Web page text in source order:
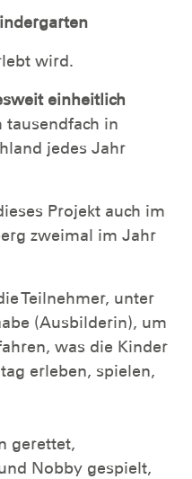
wird.
einheitlich
in
jedes Jahr
Projekt auch im
zweimal im Jahr
Teilnehmer, unter
(Ausbilderin), um
was die Kinder
erleben, spielen,
gerettet,
Nobby gespielt,